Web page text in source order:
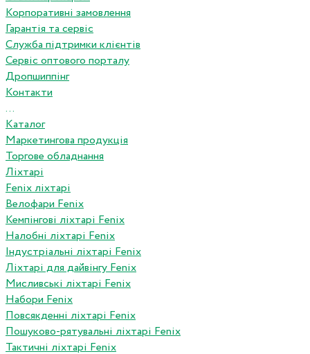
Корпоративні замовлення
Гарантія та сервіс
Служба підтримки клієнтів
Сервіс оптового порталу
Дропшиппінг
Контакти
...
Каталог
Маркетингова продукція
Торгове обладнання
Ліхтарі
Fenix ліхтарі
Велофари Fenix
Кемпінгові ліхтарі Fenix
Налобні ліхтарі Fenix
Індустріальні ліхтарі Fenix
Ліхтарі для дайвінгу Fenix
Мисливські ліхтарі Fenix
Набори Fenix
Повсякденні ліхтарі Fenix
Пошуково-рятувальні ліхтарі Fenix
Тактичні ліхтарі Fenix